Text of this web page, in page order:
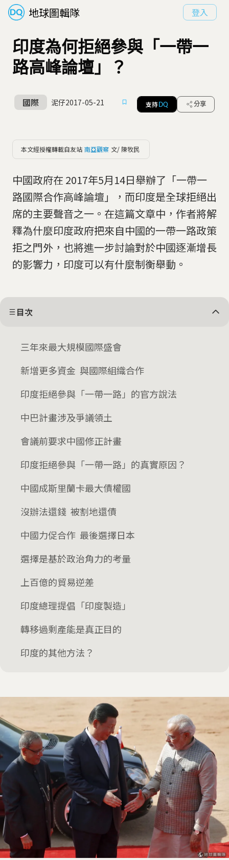
地球圖輯隊 登入
印度為何拒絕參與「一帶一
路高峰論壇」？
國際 泥仔2017-05-21 支持 DQ 分享
本文經授權轉載自友站 南亞觀察 文/ 陳牧民
中國政府在 2017年5月14日舉辦了「一帶一
路國際合作高峰論壇」，而印度是全球拒絕出
席的主要聲音之一。在這篇文章中，作者將解
釋為什麼印度政府把來自中國的一帶一路政策
拒之門外，也將進一步討論對於中國逐漸增長
的影響力，印度可以有什麼制衡舉動。
目次
三年來最大規模國際盛會
新增更多資金 與國際組織合作
印度拒絕參與「一帶一路」的官方說法
中巴計畫涉及爭議領土
會議前要求中國修正計畫
印度拒絕參與「一帶一路」的真實原因？
中國成斯里蘭卡最大債權國
沒辦法還錢 被割地還債
中國力促合作 最後選擇日本
選擇是基於政治角力的考量
上百億的貿易逆差
印度總理提倡「印度製造」
轉移過剩產能是真正目的
印度的其他方法？